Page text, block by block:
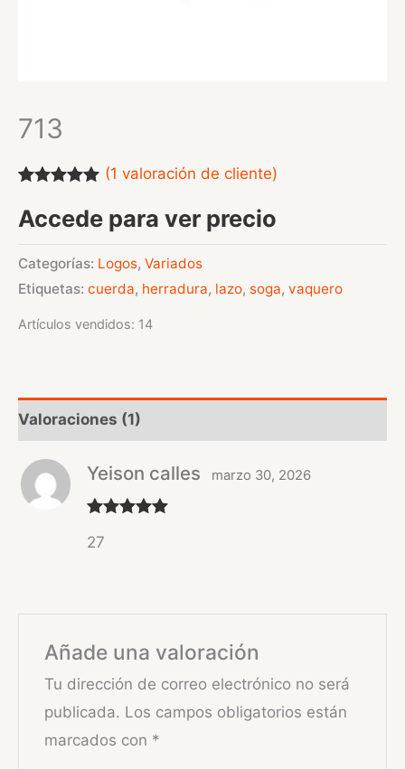
713
con5.00 de
5 en base a
valoración
de un cliente
(1 valoración de cliente)
Accede para ver precio
Categorías: Logos, Variados
Etiquetas: cuerda, herradura, lazo, soga, vaquero
Artículos vendidos: 14
Valoraciones (1)
con
Yeison calles marzo 30, 2026
27
Añade una valoración
Tu dirección de correo electrónico no será
publicada. Los campos obligatorios están
marcados con *